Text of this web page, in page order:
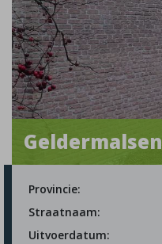
Geldermalsen
Provincie:
Straatnaam:
Uitvoerdatum: